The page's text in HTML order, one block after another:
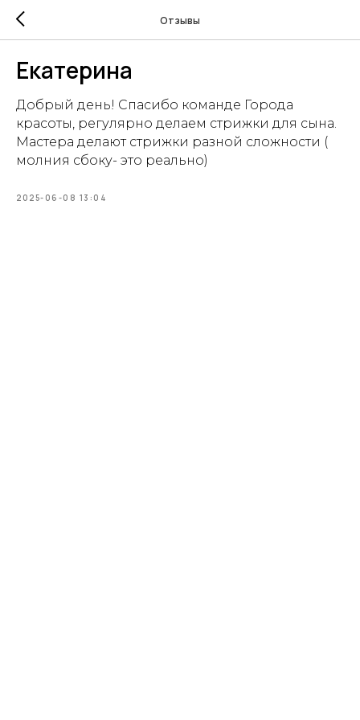
Отзывы
Екатерина
Добрый день! Спасибо команде Города
красоты, регулярно делаем стрижки для сына.
Мастера делают стрижки разной сложности (
молния сбоку- это реально)
2025-06-08 13:04